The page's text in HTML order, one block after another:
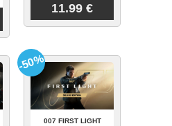
11.99 €
007 FIRST LIGHT
-50%